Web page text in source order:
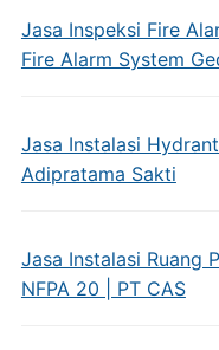
Jasa Inspeksi Fire
Fire Alarm System
Jasa Instalasi
Adipratama Sakti
Jasa Instalasi Ruang
NFPA 20 | PT CAS